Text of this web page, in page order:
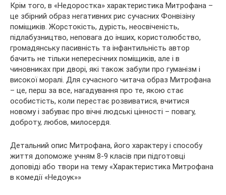
Крім того, в «Недоростка» характеристика Митрофана –
це збірний образ негативних рис сучасних Фонвізіну
поміщиків. Жорстокість, дурість, неосвіченість,
підлабузництво, неповага до інших, користолюбство,
громадянську пасивність та інфантильність автор
бачить не тільки непересічних поміщиків, але і в
чиновниках при дворі, які також забули про гуманізм і
високої моралі. Для сучасного читача образ Митрофана
– це, перш за все, нагадування про те, якою стає
особистість, коли перестає розвиватися, вчитися
новому і забуває про вічні людські цінності – повагу,
доброту, любов, милосердя.
Детальний опис Митрофана, його характеру і способу
життя допоможе учням 8-9 класів при підготовці
доповіді або твори на тему «Характеристика Митрофана
в комедії «Недоук»»